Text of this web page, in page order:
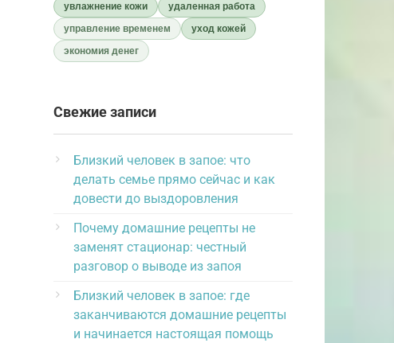
увлажнение кожи
удаленная работа
управление временем
уход кожей
экономия денег
Свежие записи
Близкий человек в запое: что
делать семье прямо сейчас и как
довести до выздоровления
Почему домашние рецепты не
заменят стационар: честный
разговор о выводе из запоя
Близкий человек в запое: где
заканчиваются домашние рецепты
и начинается настоящая помощь